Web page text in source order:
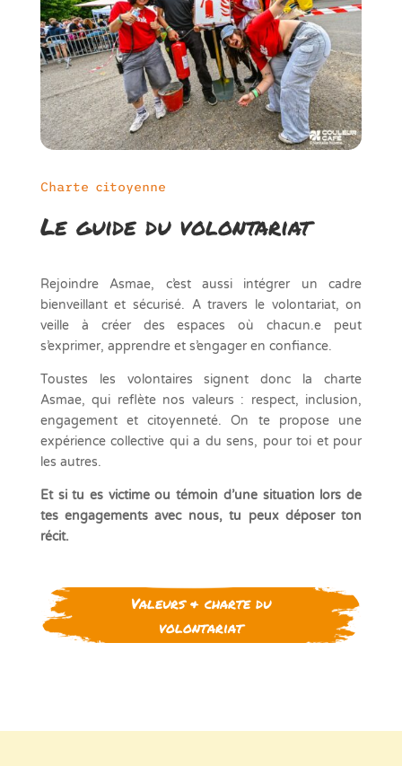
Charte citoyenne
Le guide du volontariat
Rejoindre Asmae, c’est aussi intégrer un cadre
bienveillant et sécurisé. A travers le volontariat, on
veille à créer des espaces où chacun.e peut
s’exprimer, apprendre et s’engager en confiance.
Toustes les volontaires signent donc la charte
Asmae, qui reflète nos valeurs : respect, inclusion,
engagement et citoyenneté. On te propose une
expérience collective qui a du sens, pour toi et pour
les autres.
Et si tu es victime ou témoin d’une situation lors de
tes engagements avec nous, tu peux déposer ton
récit.
Valeurs & charte du
volontariat